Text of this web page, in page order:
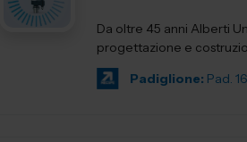
Da oltre 45 anni Alberti
progettazione e
Padiglione: Pad. 16